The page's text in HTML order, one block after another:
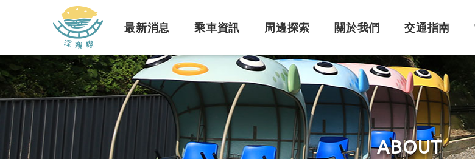
最新消息
訊息公告
乘車資訊
行車路線 票價時刻 購票須知 訂票系統
周邊探索
景點介紹 探索行程介紹
關於我們
緣起簡介 設施介紹 角色介紹 車體設計
交通指南
臺鐵 公車 自行開車
一般問題 訂票問題 訂單問題 搭乘問題
ABOUT